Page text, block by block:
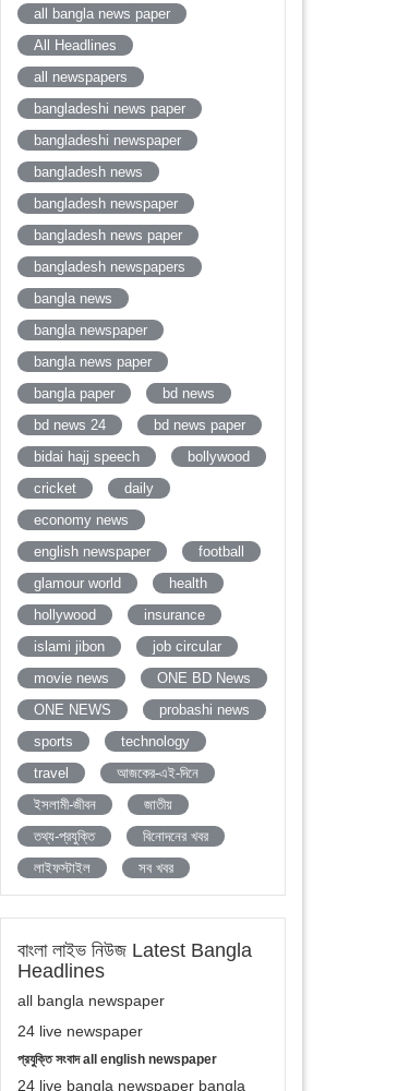
all bangla news paper
All Headlines
all newspapers
bangladeshi news paper
bangladeshi newspaper
bangladesh news
bangladesh newspaper
bangladesh news paper
bangladesh newspapers
bangla news
bangla newspaper
bangla news paper
bangla paper
bd news
bd news 24
bd news paper
bidai hajj speech
bollywood
cricket
daily
economy news
english newspaper
football
glamour world
health
hollywood
insurance
islami jibon
job circular
movie news
ONE BD News
ONE NEWS
probashi news
sports
technology
travel
আজকের-এই-দিনে
ইসলামী-জীবন
জাতীয়
তথ্য-প্রযুক্তি
বিনোদনের খবর
লাইফস্টাইল
সব খবর
বাংলা লাইভ নিউজ Latest Bangla
Headlines
all bangla newspaper
24 live newspaper
প্রযুক্তি সংবাদ all english newspaper
24 live bangla newspaper bangla